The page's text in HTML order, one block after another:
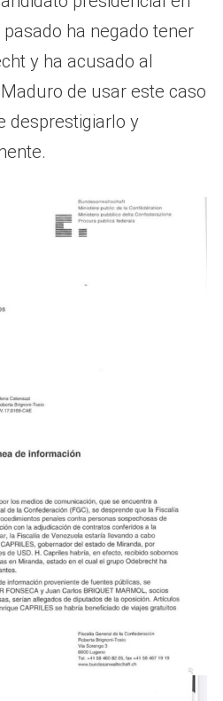
ha negado tener
y ha acusado al
de usar este caso
desprestigiarlo y